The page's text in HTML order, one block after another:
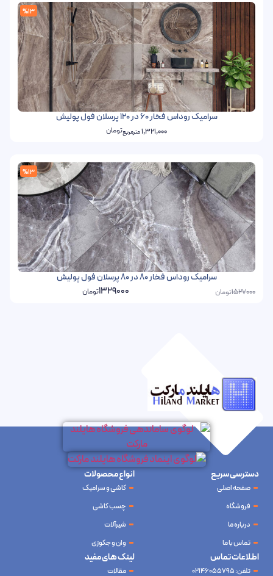
%13
سرامیک روداس فخار 60 در 120 پرسلان فول پولیش
1,321,000مترمربعتومان
%13
سرامیک روداس فخار 80 در 80 پرسلان فول پولیش
1527000تومان 1329000تومان
دسترسی سریع
صفحه اصلی
فروشگاه
درباره ما
تماس با ما
انواع محصولات
کاشی و سرامیک
چسب کاشی
شیرآلات
وان و جکوزی
لینک های مفید
مقالات
اطلاعات تماس
تلفن: 02146055795